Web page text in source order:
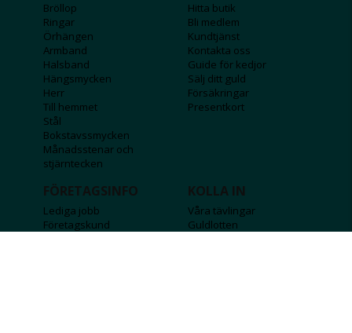
Bröllop
Ringar
Örhängen
Armband
Halsband
Hängsmycken
Herr
Till hemmet
Stål
Bokstavssmycken
Månadsstenar och
stjärntecken
Hitta butik
Bli medlem
Kundtjänst
Kontakta oss
Guide för kedjor
Sälj ditt guld
Försäkringar
Presentkort
FÖRETAGSINFO
Lediga jobb
Företagskund
KOLLA IN
Våra tävlingar
Guldlotten